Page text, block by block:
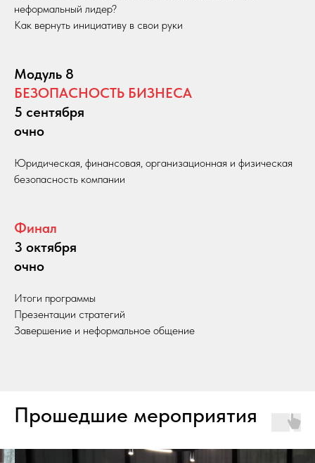
неформальный лидер?
Как вернуть инициативу в свои руки
Модуль 8
БЕЗОПАСНОСТЬ БИЗНЕСА
5 сентября
очно
Юридическая, финансовая, организационная и физическая
безопасность компании
Финал
3 октября
очно
Итоги программы
Презентации стратегий
Завершение и неформальное общение
Прошедшие мероприятия